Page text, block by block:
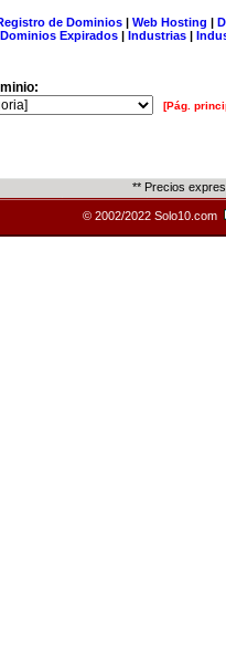
de Dominios| Web Hosting |
Dominios Expirados | Industrias |
[Pág.
** Precios
© 2002/2022 Solo10.com